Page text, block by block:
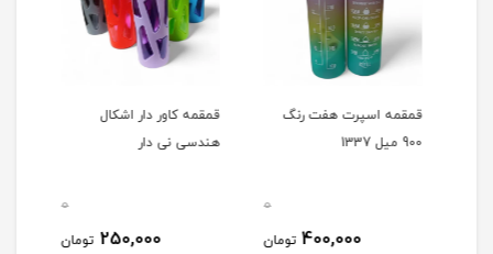
قمقمه اسپرت هفت رنگ
900 میل 1337
0
400,000 تومان
قمقمه کاور دار اشکال
هندسی نی دار
0
250,000 تومان